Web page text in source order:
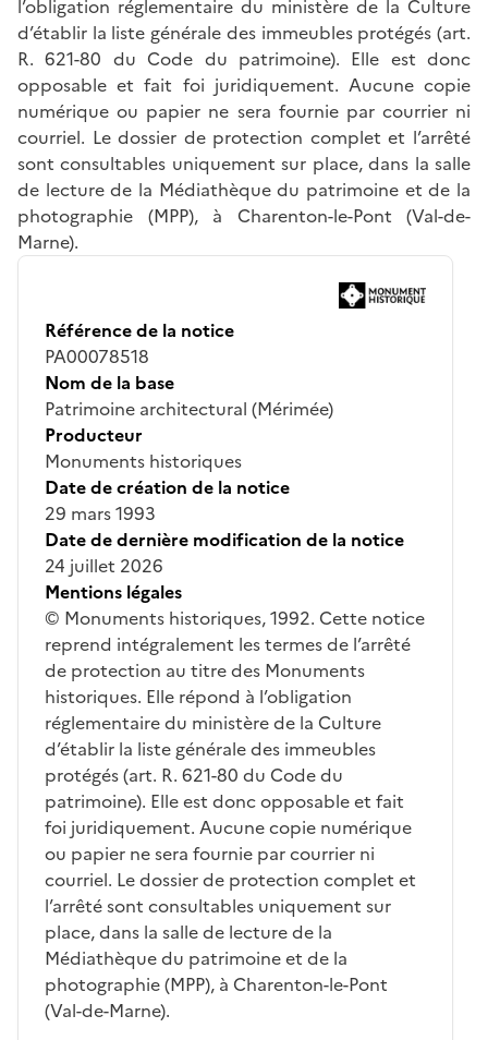
l’obligation réglementaire du ministère de la Culture
d’établir la liste générale des immeubles protégés (art.
R. 621-80 du Code du patrimoine). Elle est donc
opposable et fait foi juridiquement. Aucune copie
numérique ou papier ne sera fournie par courrier ni
courriel. Le dossier de protection complet et l’arrêté
sont consultables uniquement sur place, dans la salle
de lecture de la Médiathèque du patrimoine et de la
photographie (MPP), à Charenton-le-Pont (Val-de-
Marne).
Référence de la notice
PA00078518
Nom de la base
Patrimoine architectural (Mérimée)
Producteur
Monuments historiques
Date de création de la notice
29 mars 1993
Date de dernière modification de la notice
24 juillet 2026
Mentions légales
© Monuments historiques, 1992. Cette notice
reprend intégralement les termes de l’arrêté
de protection au titre des Monuments
historiques. Elle répond à l’obligation
réglementaire du ministère de la Culture
d’établir la liste générale des immeubles
protégés (art. R. 621-80 du Code du
patrimoine). Elle est donc opposable et fait
foi juridiquement. Aucune copie numérique
ou papier ne sera fournie par courrier ni
courriel. Le dossier de protection complet et
l’arrêté sont consultables uniquement sur
place, dans la salle de lecture de la
Médiathèque du patrimoine et de la
photographie (MPP), à Charenton-le-Pont
(Val-de-Marne).